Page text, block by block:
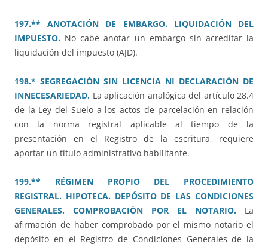
197.** ANOTACIÓN DE EMBARGO. LIQUIDACIÓN DEL
IMPUESTO. No cabe anotar un embargo sin acreditar la
liquidación del impuesto (AJD).
198.* SEGREGACIÓN SIN LICENCIA NI DECLARACIÓN DE
INNECESARIEDAD. La aplicación analógica del artículo 28.4
de la Ley del Suelo a los actos de parcelación en relación
con la norma registral aplicable al tiempo de la
presentación en el Registro de la escritura, requiere
aportar un título administrativo habilitante.
199.** RÉGIMEN PROPIO DEL PROCEDIMIENTO
REGISTRAL. HIPOTECA. DEPÓSITO DE LAS CONDICIONES
GENERALES. COMPROBACIÓN POR EL NOTARIO.
La
afirmación de haber comprobado por el mismo notario el
depósito en el Registro de Condiciones Generales de la